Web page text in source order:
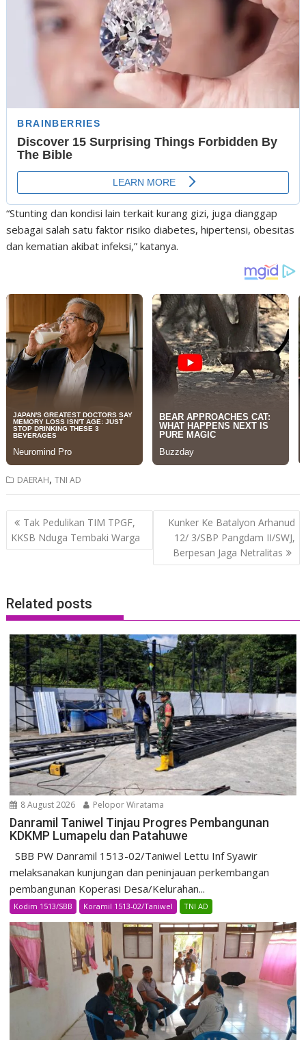
“Stunting dan kondisi lain terkait kurang gizi, juga dianggap
sebagai salah satu faktor risiko diabetes, hipertensi, obesitas
dan kematian akibat infeksi,” katanya.
DAERAH,TNI AD
Post
navigation
Tak Pedulikan TIM TPGF,
KKSB Nduga Tembaki Warga
Kunker Ke Batalyon Arhanud
12/ 3/SBP Pangdam II/SWJ,
Berpesan Jaga Netralitas
Related posts
8 August 2026 Pelopor Wiratama
Danramil Taniwel Tinjau Progres Pembangunan
KDKMP Lumapelu dan Patahuwe
SBB PW Danramil 1513-02/Taniwel Lettu Inf Syawir
melaksanakan kunjungan dan peninjauan perkembangan
pembangunan Koperasi Desa/Kelurahan...
Kodim 1513/SBB Koramil 1513-02/Taniwel TNI AD